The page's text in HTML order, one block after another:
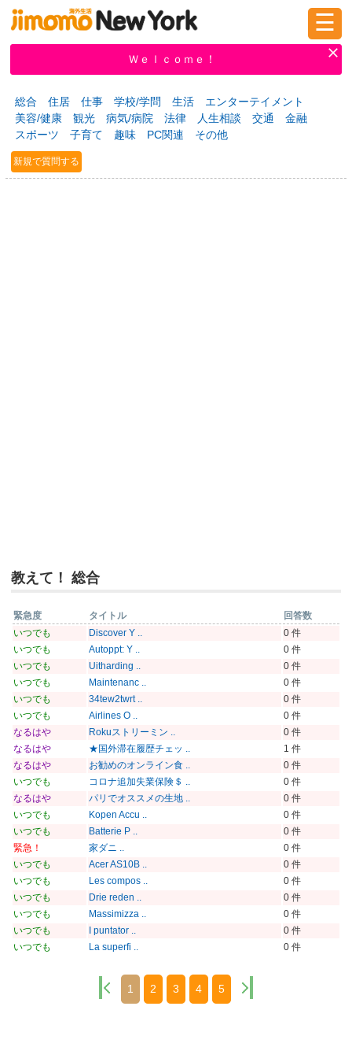
新規登録
掲示板 タウン情報 教えて！
☰
Ｗｅｌｃｏｍｅ！
総合 住居 仕事 学校/学問 生活
エンターテイメント
美容/健康
観光 病気/病院 法律 人生相談 交通
金融
スポーツ
子育て 趣味 PC関連 その他
新規で質問する
教えて！ 総合
緊急度 タイトル
回答数
いつでも
Discover Y ..
0 件
いつでも
Autoppt: Y ..
0 件
いつでも
Uitharding ..
0 件
いつでも
Maintenanc ..
0 件
いつでも
34tew2twrt ..
0 件
いつでも
Airlines O ..
0 件
なるはや
Rokuストリーミン ..
0 件
なるはや
★国外滞在履歴チェッ ..
1 件
なるはや
お勧めのオンライン食 ..
0 件
いつでも
コロナ追加失業保険＄ ..
0 件
なるはや
パリでオススメの生地 ..
0 件
いつでも
Kopen Accu ..
0 件
いつでも
Batterie P ..
0 件
緊急！
家ダニ ..
0 件
いつでも
Acer AS10B ..
0 件
いつでも
Les compos ..
0 件
いつでも
Drie reden ..
0 件
いつでも
Massimizza ..
0 件
いつでも
I puntator ..
0 件
いつでも
La superfi .. 0 件
1 2 3 4 5